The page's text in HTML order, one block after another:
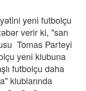
yeni futbolçu
verir ki, "sarı
Tomas Parteyi
yeni klubuna
futbolçu daha
klublarında